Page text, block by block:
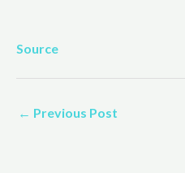
Source
← Previous Post